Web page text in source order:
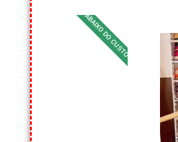
ABAIXO DO CUSTO